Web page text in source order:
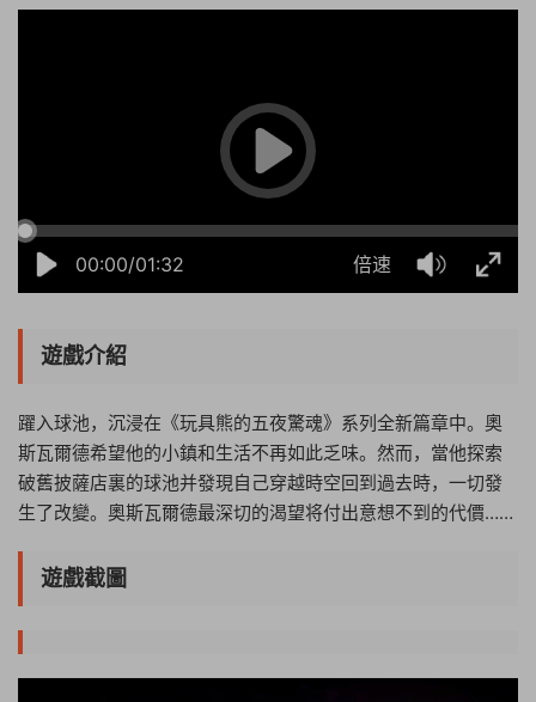
00:00/01:32 倍速
遊戲介紹
躍入球池，沉浸在《玩具熊的五夜驚魂》系列全新篇章中。奧
斯瓦爾德希望他的小鎮和生活不再如此乏味。然而，當他探索
破舊披薩店裏的球池并發現自己穿越時空回到過去時，一切發
生了改變。奧斯瓦爾德最深切的渴望将付出意想不到的代價……
遊戲截圖